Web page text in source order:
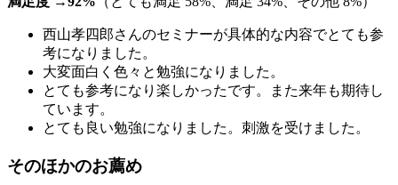
西山孝四郎さんのセミナーが具体的な内容でとても参
考になりました。
大変面白く色々と勉強になりました。
とても参考になり楽しかったです。また来年も期待し
ています。
とても良い勉強になりました。刺激を受けました。
そのほかのお薦め